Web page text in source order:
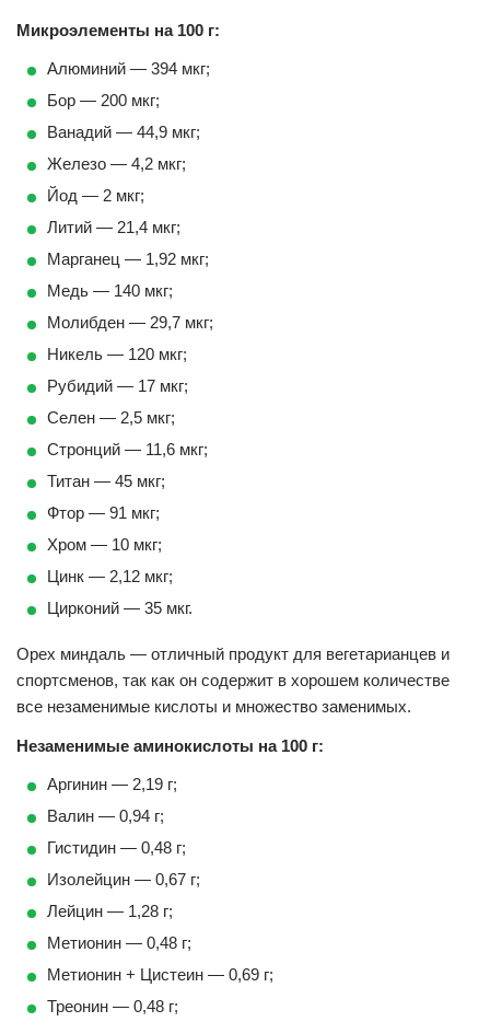
Микроэлементы на 100 г:
Алюминий — 394 мкг;
Бор — 200 мкг;
Ванадий — 44,9 мкг;
Железо — 4,2 мкг;
Йод — 2 мкг;
Литий — 21,4 мкг;
Марганец — 1,92 мкг;
Медь — 140 мкг;
Молибден — 29,7 мкг;
Никель — 120 мкг;
Рубидий — 17 мкг;
Селен — 2,5 мкг;
Стронций — 11,6 мкг;
Титан — 45 мкг;
Фтор — 91 мкг;
Хром — 10 мкг;
Цинк — 2,12 мкг;
Цирконий — 35 мкг.
Орех миндаль — отличный продукт для вегетарианцев и
спортсменов, так как он содержит в хорошем количестве
все незаменимые кислоты и множество заменимых.
Незаменимые аминокислоты на 100 г:
Аргинин — 2,19 г;
Валин — 0,94 г;
Гистидин — 0,48 г;
Изолейцин — 0,67 г;
Лейцин — 1,28 г;
Метионин — 0,48 г;
Метионин + Цистеин — 0,69 г;
Треонин — 0,48 г;